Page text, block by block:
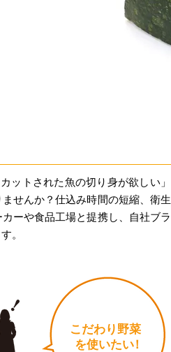
ットされた魚の切り身が欲しい」
せんか？仕込み時間の短縮、衛生
ーや食品工場と提携し、自社ブラ
。
こだわり野菜
を使いたい！